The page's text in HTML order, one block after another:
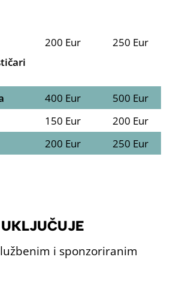
200 Eur 250 Eur
400 Eur
500 Eur
150 Eur
200 Eur
200 Eur 250 Eur
i sponzoriranim